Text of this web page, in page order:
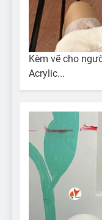
Kèm vẽ cho
Acrylic...